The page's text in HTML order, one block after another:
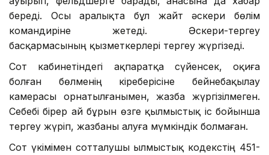
береді. Осы аралықта бұл жайт әскери бөлім
командиріне жетеді. Әскери-тергеу
басқармасының қызметкерлері тергеу жүргізеді.
Сот кабинетіндегі ақпаратқа сүйенсек, оқиға
болған бөлменің кіреберісіне бейнебақылау
камерасы орнатылғанымен, жазба жүргізілмеген.
Себебі бірер ай бұрын өзге қылмыстық іс бойынша
тергеу жүріп, жазбаны алуға мүмкіндік болмаған.
Сот үкімімен сотталушы Қылмыстық кодекстің 451-